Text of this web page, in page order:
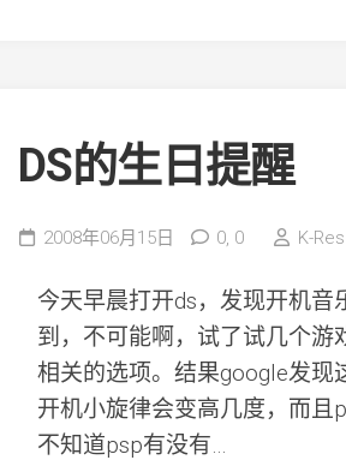
DS的生日提醒
2008年06月15日 0, 0 K-Res
今天早晨打开ds，发现开机
到，不可能啊，试了试几个游
相关的选项。结果google发现
开机小旋律会变高几度，而且
不知道psp有没有…